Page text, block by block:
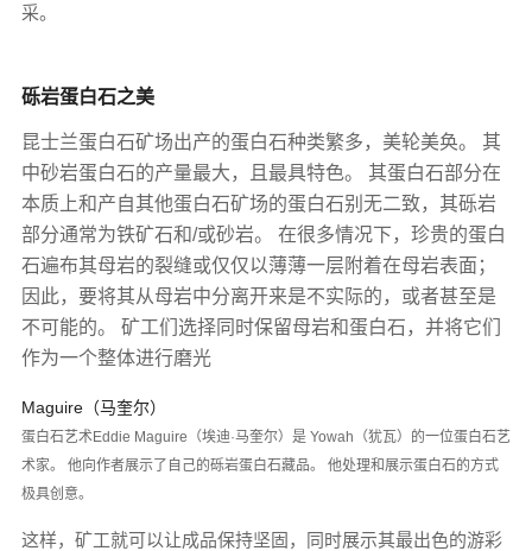
采。
砾岩蛋白石之美
昆士兰蛋白石矿场出产的蛋白石种类繁多，美轮美奂。 其
中砂岩蛋白石的产量最大，且最具特色。 其蛋白石部分在
本质上和产自其他蛋白石矿场的蛋白石别无二致，其砾岩
部分通常为铁矿石和/或砂岩。 在很多情况下，珍贵的蛋白
石遍布其母岩的裂缝或仅仅以薄薄一层附着在母岩表面；
因此，要将其从母岩中分离开来是不实际的，或者甚至是
不可能的。 矿工们选择同时保留母岩和蛋白石，并将它们
作为一个整体进行磨光
Maguire（马奎尔）
蛋白石艺术Eddie Maguire（埃迪·马奎尔）是 Yowah（犹瓦）的一位蛋白石艺
术家。 他向作者展示了自己的砾岩蛋白石藏品。 他处理和展示蛋白石的方式
极具创意。
这样，矿工就可以让成品保持坚固，同时展示其最出色的游彩